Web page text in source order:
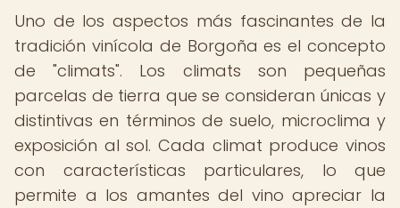
Uno de los aspectos más fascinantes de la
tradición vinícola de Borgoña es el concepto
de "climats". Los climats son pequeñas
parcelas de tierra que se consideran únicas y
distintivas en términos de suelo, microclima y
exposición al sol. Cada climat produce vinos
con características particulares, lo que
permite a los amantes del vino apreciar la